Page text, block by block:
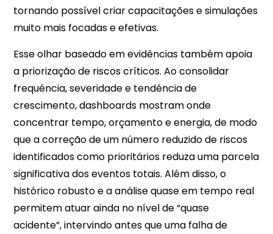
tornando possível criar capacitações e simulações
muito mais focadas e efetivas.
Esse olhar baseado em evidências também apoia
a priorização de riscos críticos. Ao consolidar
frequência, severidade e tendência de
crescimento, dashboards mostram onde
concentrar tempo, orçamento e energia, de modo
que a correção de um número reduzido de riscos
identificados como prioritários reduza uma parcela
significativa dos eventos totais. Além disso, o
histórico robusto e a análise quase em tempo real
permitem atuar ainda no nível de “quase
acidente”, intervindo antes que uma falha de